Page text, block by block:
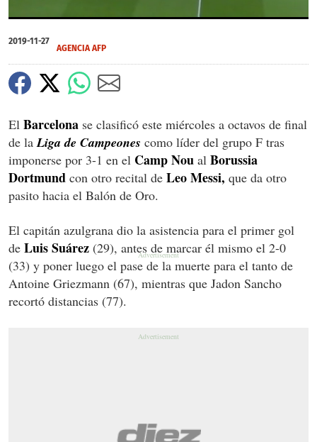
of
3
seconds
2019-11-27
AGENCIA AFP
El Barcelona se clasificó este miércoles a octavos de final
de la Liga de Campeones como líder del grupo F tras
imponerse por 3-1 en el Camp Nou al Borussia
Dortmund con otro recital de Leo Messi, que da otro
pasito hacia el Balón de Oro.
El capitán azulgrana dio la asistencia para el primer gol
de Luis Suárez (29), antes de marcar él mismo el 2-0
(33) y poner luego el pase de la muerte para el tanto de
Antoine Griezmann (67), mientras que Jadon Sancho
recortó distancias (77).